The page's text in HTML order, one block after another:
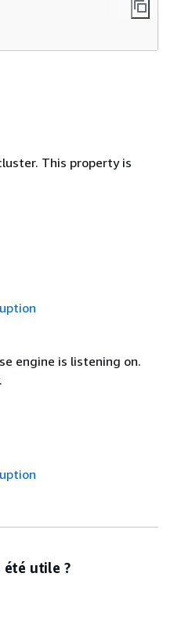
This property is
engine is listening on.
été utile ?